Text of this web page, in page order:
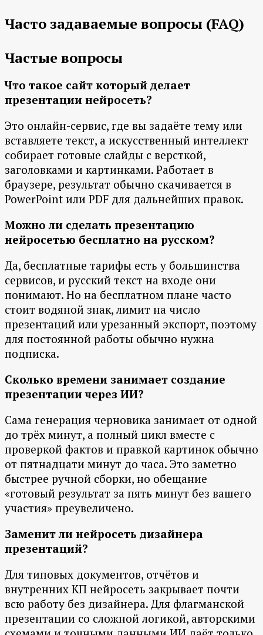
Часто задаваемые вопросы (FAQ)
Частые вопросы
Что такое сайт который делает
презентации нейросеть?
Это онлайн-сервис, где вы задаёте тему или
вставляете текст, а искусственный интеллект
собирает готовые слайды с версткой,
заголовками и картинками. Работает в
браузере, результат обычно скачивается в
PowerPoint или PDF для дальнейших правок.
Можно ли сделать презентацию
нейросетью бесплатно на русском?
Да, бесплатные тарифы есть у большинства
сервисов, и русский текст на входе они
понимают. Но на бесплатном плане часто
стоит водяной знак, лимит на число
презентаций или урезанный экспорт, поэтому
для постоянной работы обычно нужна
подписка.
Сколько времени занимает создание
презентации через ИИ?
Сама генерация черновика занимает от одной
до трёх минут, а полный цикл вместе с
проверкой фактов и правкой картинок обычно
от пятнадцати минут до часа. Это заметно
быстрее ручной сборки, но обещание
«готовый результат за пять минут без вашего
участия» преувеличено.
Заменит ли нейросеть дизайнера
презентаций?
Для типовых документов, отчётов и
внутренних КП нейросеть закрывает почти
всю работу без дизайнера. Для флагманской
презентации со сложной логикой, авторскими